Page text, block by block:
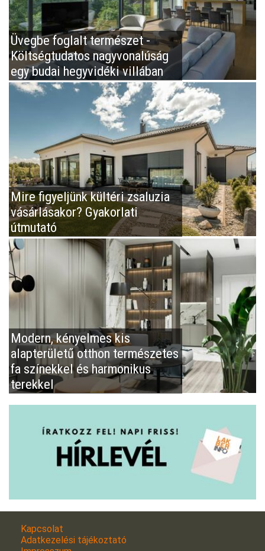
Üvegbe foglalt természet -
Költségtudatos nagyvonalúság
egy budai hegyvidéki villában
Mire figyeljünk kültéri zsaluzia
vásárlásakor? Gyakorlati
útmutató
Modern, kényelmes kis
alapterületű otthon természetes
fa színekkel és harmonikus
terekkel
Kapcsolat
Adatkezelési tájékoztató